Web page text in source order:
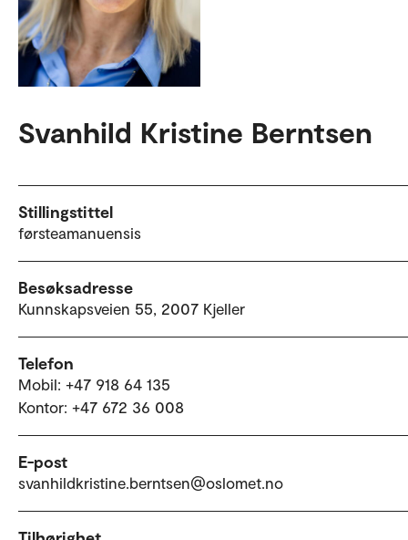
Svanhild Kristine Berntsen
Stillingstittel
førsteamanuensis
Besøksadresse
Kunnskapsveien 55, 2007 Kjeller
Telefon
Mobil: +47 918 64 135
Kontor: +47 672 36 008
E-post
svanhildkristine.berntsen@oslomet.no